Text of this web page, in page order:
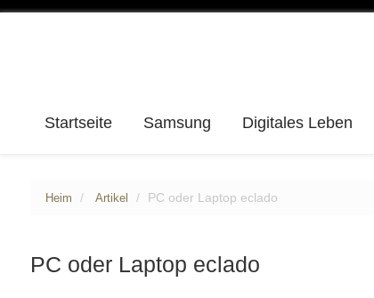
Startseite Samsung Digitales Leben
Heim Artikel PC oder Laptop eclado
PC oder Laptop eclado